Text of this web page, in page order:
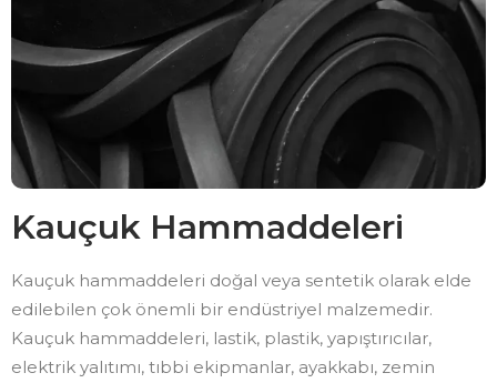
Kauçuk Hammaddeleri
Kauçuk hammaddeleri doğal veya sentetik olarak elde
edilebilen çok önemli bir endüstriyel malzemedir.
Kauçuk hammaddeleri, lastik, plastik, yapıştırıcılar,
elektrik yalıtımı, tıbbi ekipmanlar, ayakkabı, zemin